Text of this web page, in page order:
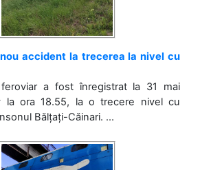
accident la trecerea la nivel cu
a fost înregistrat la 31 mai
la ora 18.55, la o trecere nivel cu
Bălțați-Căinari. ...